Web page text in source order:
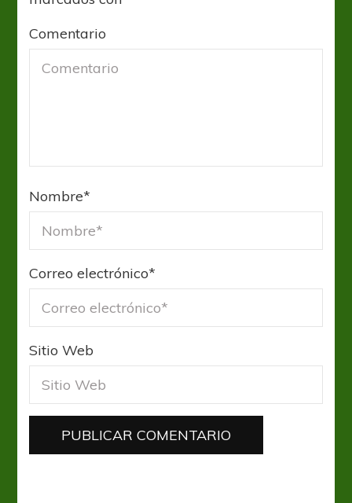
Comentario
Nombre*
Correo electrónico*
Sitio Web